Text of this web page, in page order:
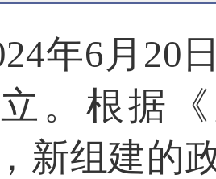
年6月20
。根据
新组建的